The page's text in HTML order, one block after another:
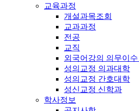
교육과정
개설과목조회
교과과정
전공
교직
외국어강의 의무이수
성의교정 의과대학
성의교정 간호대학
성신교정 신학과
학사정보